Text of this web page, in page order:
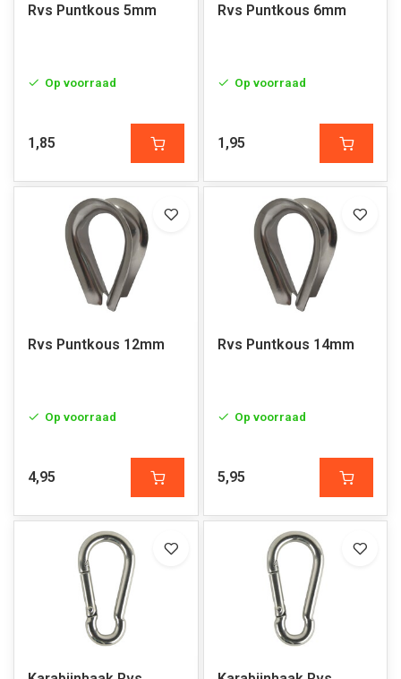
Rvs Puntkous 5mm
Op voorraad
1,85
Rvs Puntkous 6mm
Op voorraad
1,95
Rvs Puntkous 12mm
Op voorraad
4,95
Rvs Puntkous 14mm
Op voorraad
5,95